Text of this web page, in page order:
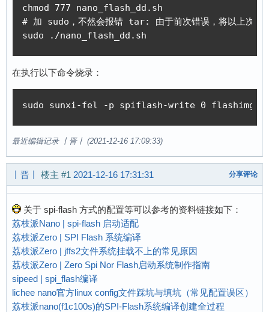
chmod 777 nano_flash_dd.sh
# 加 sudo，不然会报错 tar: 由于前次错误，将以上次的
sudo ./nano_flash_dd.sh
在执行以下命令烧录：
sudo sunxi-fel -p spiflash-write 0
最近编辑记录 丨晋丨 (2021-12-16 17:09:33)
丨晋丨 楼主 #1 2021-12-16 17:31:31 分享评论
关于 spi-flash 方式的配置等可以参考的资料链接如下：
荔枝派Nano | spi-flash 启动适配
荔枝派Zero | SPI Flash 系统编译
荔枝派Zero | jffs2文件系统挂载不上的常见原因
荔枝派Zero | Zero Spi Nor Flash启动系统制作指南
sipeed | spi_flash编译
lichee nano官方linux config文件踩坑与填坑（常见配置误区）
荔枝派nano(f1c100s)的SPI-Flash系统编译创建全过程